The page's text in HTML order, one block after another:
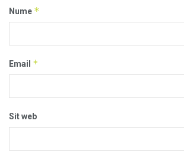
Nume *
Email *
Sit web